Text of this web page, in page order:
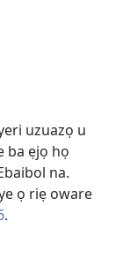
uzuazọ u
ba ẹjọ họ
na.
ọ riẹ oware
.